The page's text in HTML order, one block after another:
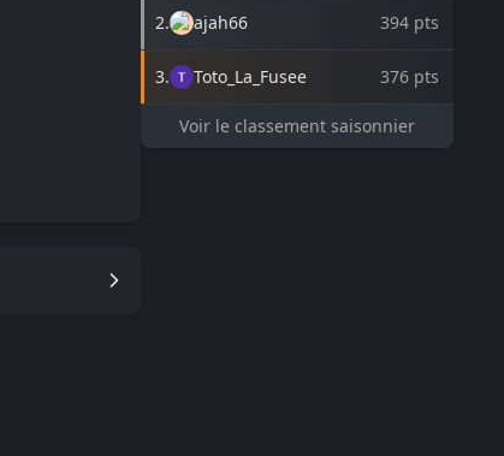
2. ajah66 394 pts
3. Toto_La_Fusee 376 pts
Voir le classement saisonnier